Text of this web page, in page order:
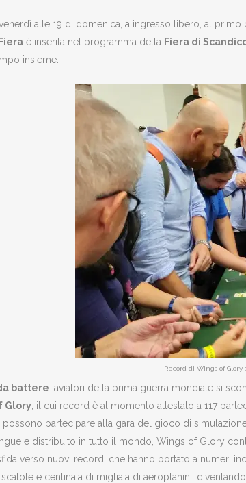
alle 19 di domenica, a ingresso libero, al
è inserita nel programma della Fiera di
insieme.
Record di Wings of
battere: aviatori della prima guerra mondiale si
Glory , il cui record è al momento attestato a 117
partecipare alla gara del gioco di
e distribuito in tutto il mondo, Wings of Glory
verso nuovi record, che hanno portato a numeri
e centinaia di migliaia di aeroplanini,